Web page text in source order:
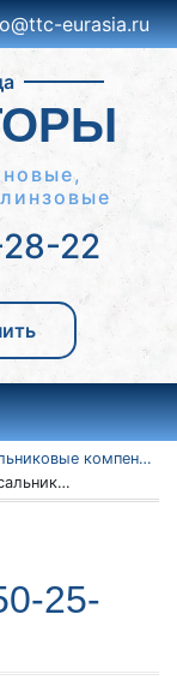
eurasia.ru
22
Сальниковые компенсаторы
Компенсатор сальниковый 250-25-TC-580-06
25-